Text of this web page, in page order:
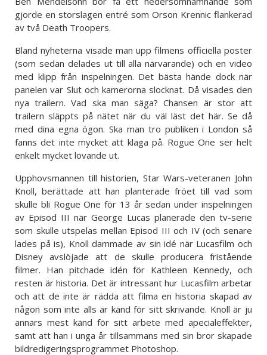
gjorde en storslagen entré som Orson Krennic flankerad
av två Death Troopers.
Bland nyheterna visade man upp filmens officiella poster
(som sedan delades ut till alla närvarande) och en video
med klipp från inspelningen. Det bästa hände dock när
panelen var Slut och kamerorna slocknat. Då visades den
nya trailern. Vad ska man säga? Chansen är stor att
trailern släppts på nätet när du väl läst det här. Se då
med dina egna ögon. Ska man tro publiken i London så
fanns det inte mycket att klaga på. Rogue One ser helt
enkelt mycket lovande ut.
Upphovsmannen till historien, Star Wars-veteranen John
Knoll, berättade att han planterade fröet till vad som
skulle bli Rogue One för 13 år sedan under inspelningen
av Episod III när George Lucas planerade den tv-serie
som skulle utspelas mellan Episod III och IV (och senare
lades på is), Knoll dammade av sin idé när Lucasfilm och
Disney avslöjade att de skulle producera fristående
filmer. Han pitchade idén för Kathleen Kennedy, och
resten är historia. Det är intressant hur Lucasfilm arbetar
och att de inte är rädda att filma en historia skapad av
någon som inte alls är känd för sitt skrivande. Knoll är ju
annars mest känd för sitt arbete med apecialeffekter,
samt att han i unga år tillsammans med sin bror skapade
bildredigeringsprogrammet Photoshop.